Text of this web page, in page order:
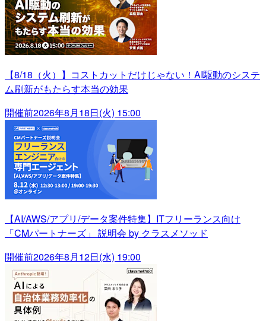
【8/18（火）】コストカットだけじゃない！AI駆動のシステ
ム刷新がもたらす本当の効果
開催前2026年8月18日(火) 15:00
【AI/AWS/アプリ/データ案件特集】ITフリーランス向け
「CMパートナーズ」 説明会 by クラスメソッド
開催前2026年8月12日(水) 19:00